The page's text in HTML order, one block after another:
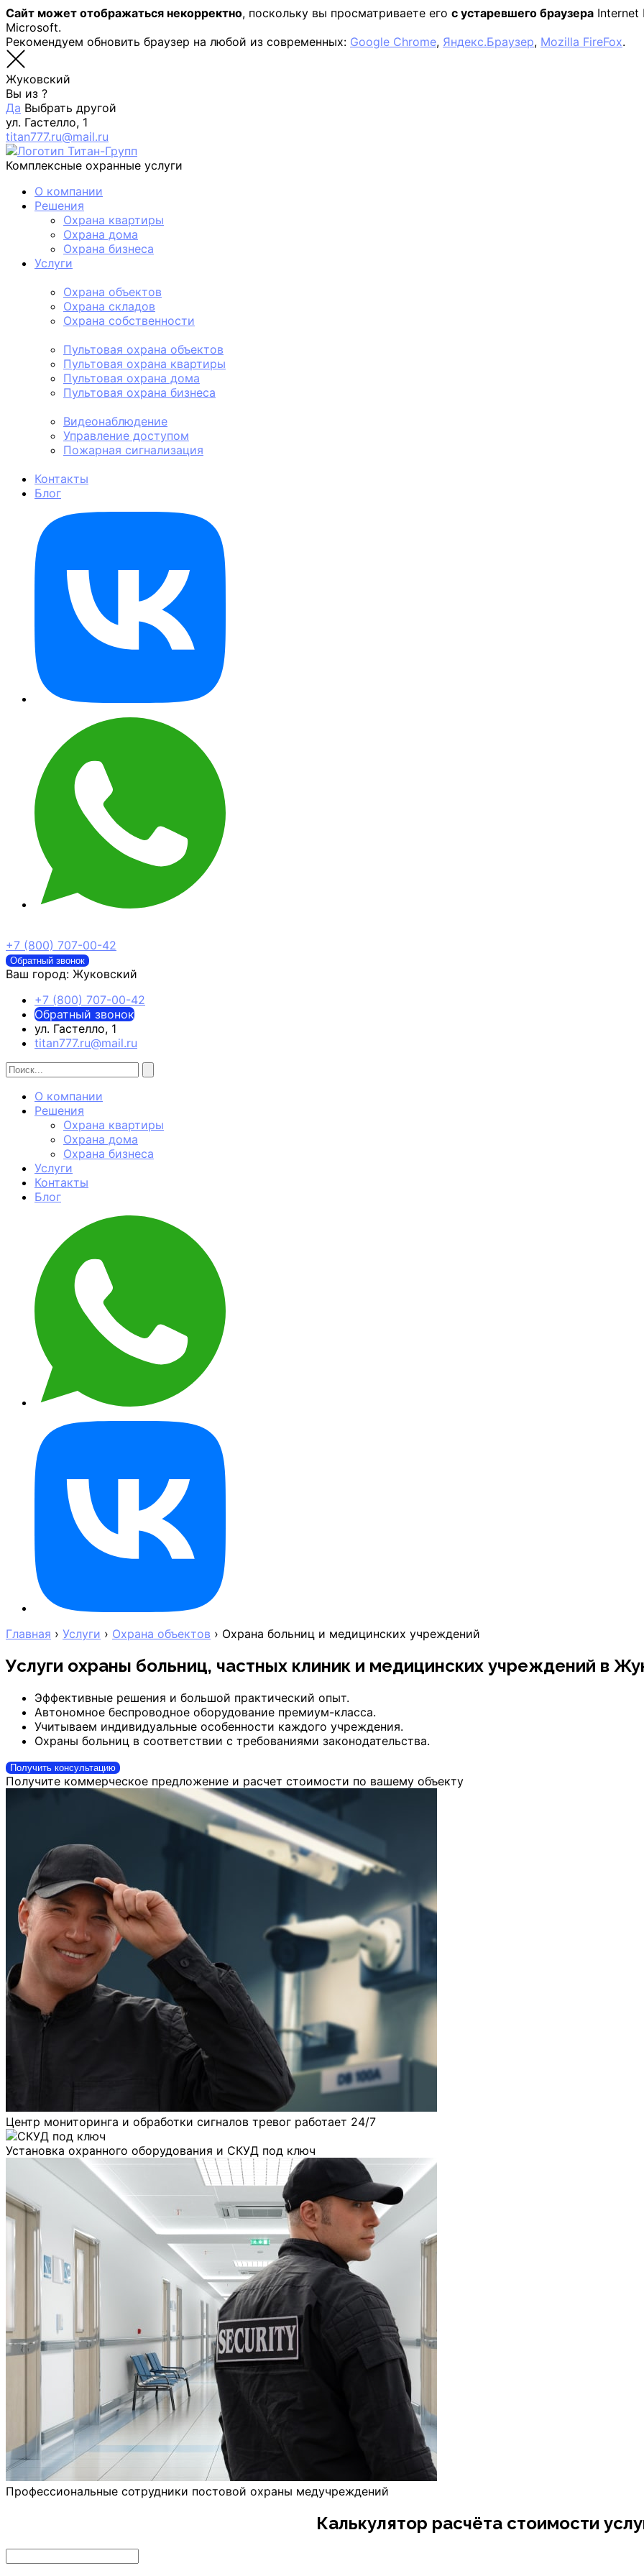
Сайт может отображаться некорректно, поскольку вы просматриваете его с устаревшего браузера Internet
Microsoft.
Рекомендуем обновить браузер на любой из современных: Google Chrome, Яндекс.Браузер, Mozilla FireFox.
Жуковский
Вы из ?
Да Выбрать другой
ул. Гастелло, 1
titan777.ru@mail.ru
Комплексные охранные услуги
О компании
Решения
Охрана квартиры
Охрана дома
Охрана бизнеса
Услуги
Охрана объектов
Охрана складов
Охрана собственности
Пультовая охрана объектов
Пультовая охрана квартиры
Пультовая охрана дома
Пультовая охрана бизнеса
Видеонаблюдение
Управление доступом
Пожарная сигнализация
Контакты
Блог
+7 (800) 707-00-42
Обратный звонок
Ваш город: Жуковский
+7 (800) 707-00-42
Обратный звонок
ул. Гастелло, 1
titan777.ru@mail.ru
О компании
Решения
Охрана квартиры
Охрана дома
Охрана бизнеса
Услуги
Контакты
Блог
Главная › Услуги › Охрана объектов › Охрана больниц и медицинских учреждений
Услуги охраны больниц, частных клиник и медицинских учреждений в
Эффективные решения и большой практический опыт.
Автономное беспроводное оборудование премиум-класса.
Учитываем индивидуальные особенности каждого учреждения.
Охраны больниц в соответствии с требованиями законодательства.
Получить консультацию
Получите коммерческое предложение и расчет стоимости по вашему объекту
Центр мониторинга и обработки сигналов тревог работает 24/7
Установка охранного оборудования и СКУД под ключ
Профессиональные сотрудники постовой охраны медучреждений
Калькулятор расчёта стоимости